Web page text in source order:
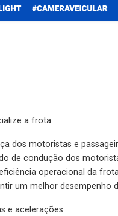
a frota.
dos motoristas e
de condução dos
operacional da
um melhor desempenho
e acelerações